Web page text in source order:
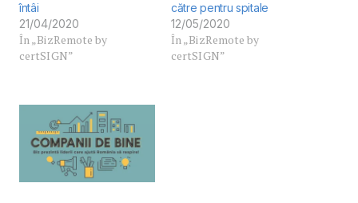
întâi
21/04/2020
În „BizRemote by
certSIGN”
către pentru spitale
12/05/2020
În „BizRemote by
certSIGN”